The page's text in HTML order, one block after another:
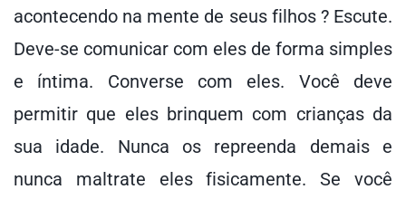
acontecendo na mente de seus filhos ? Escute.
Deve-se comunicar com eles de forma simples
e íntima. Converse com eles. Você deve
permitir que eles brinquem com crianças da
sua idade. Nunca os repreenda demais e
nunca maltrate eles fisicamente. Se você